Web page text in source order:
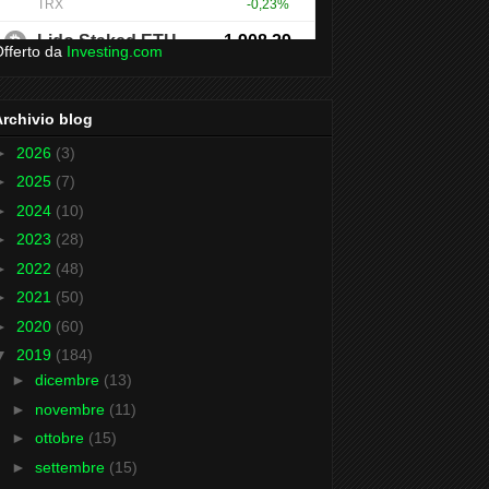
da Investing.com
blog
2026 (3)
2025 (7)
2024 (10)
2023 (28)
2022 (48)
2021 (50)
2020 (60)
2019 (184)
► dicembre (13)
► novembre (11)
► ottobre (15)
► settembre (15)